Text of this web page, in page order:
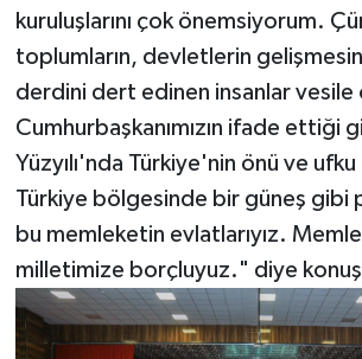
kuruluşlarını çok önemsiyorum.
toplumların, devletlerin
derdini dert edinen insanlar vesile
Cumhurbaşkanımızın ifade ettiği
Yüzyılı'nda Türkiye'nin önü ve ufku
Türkiye bölgesinde bir güneş gibi
bu memleketin evlatlarıyız.
milletimize borçluyuz." diye